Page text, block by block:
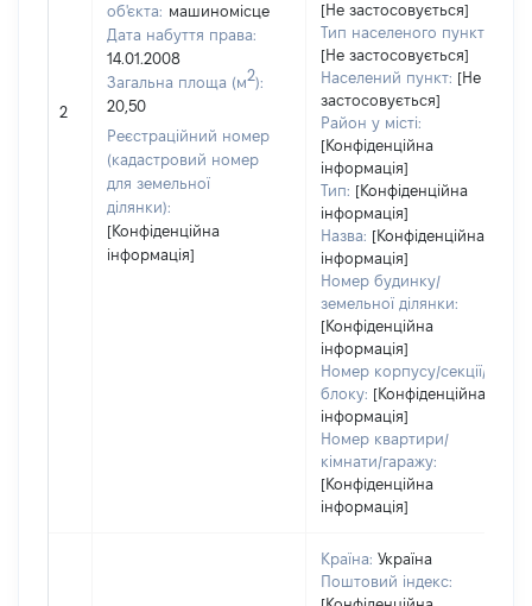
2
об'єкта: машиномісце
Дата набуття права:
14.01.2008
Загальна площа (м2):
20,50
Реєстраційний номер
(кадастровий номер
для земельної
ділянки):
[Конфіденційна
інформація]
[Не застосовується]
Тип населеного пункту:
[Не застосовується]
Населений пункт: [Не
застосовується]
Район у місті:
[Конфіденційна
інформація]
Тип: [Конфіденційна
інформація]
Назва: [Конфіденційна
інформація]
Номер будинку/
земельної ділянки:
[Конфіденційна
інформація]
Номер корпусу/секції/
блоку: [Конфіденційна
інформація]
Номер квартири/
кімнати/гаражу:
[Конфіденційна
інформація]
Країна: Україна
Поштовий індекс: